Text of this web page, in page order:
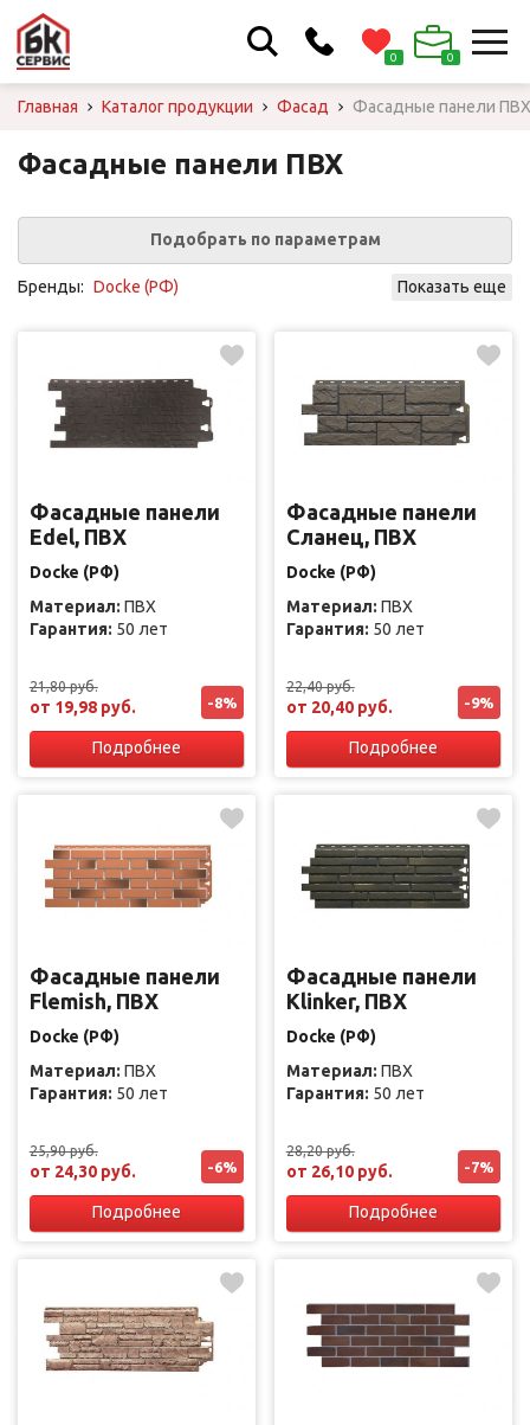
Пн-Пт: с 9.00 до 17.00
Сб, Вс: выходной
Посещение офиса по
предварительному звонку!
+375 29 198-56-26
Перезвонить!
0 0
Главная Каталог продукции Фасад Фасадные панели ПВХ
Фасадные панели ПВХ
Бренды: Docke (РФ) Показать еще
Фасадные панели
Edel, ПВХ
Docke (РФ)
Материал: ПВХ
Гарантия: 50 лет
21,80 руб.
от 19,98 руб. -8%
Подробнее
Фасадные панели
Сланец, ПВХ
Docke (РФ)
Материал: ПВХ
Гарантия: 50 лет
22,40 руб.
от 20,40 руб. -9%
Подробнее
Фасадные панели
Flemish, ПВХ
Docke (РФ)
Материал: ПВХ
Гарантия: 50 лет
25,90 руб.
от 24,30 руб. -6%
Подробнее
Фасадные панели
Klinker, ПВХ
Docke (РФ)
Материал: ПВХ
Гарантия: 50 лет
28,20 руб.
от 26,10 руб. -7%
Подробнее
Подобрать по параметрам